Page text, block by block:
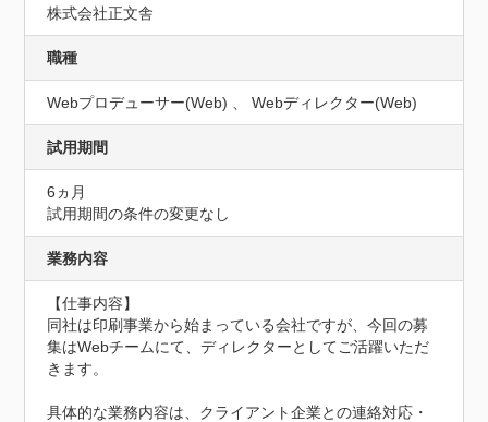
株式会社正文舎
職種
Webプロデューサー(Web) 、 Webディレクター(Web)
試用期間
6ヵ月
試用期間の条件の変更なし
業務内容
【仕事内容】
同社は印刷事業から始まっている会社ですが、今回の募
集はWebチームにて、ディレクターとしてご活躍いただ
きます。
具体的な業務内容は、クライアント企業との連絡対応・